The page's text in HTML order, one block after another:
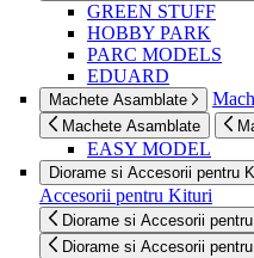
GREEN STUFF
HOBBY PARK
PARC MODELS
EDUARD
Machete Asamblate
Machete Asamblate
EASY MODEL
Diorame si Accesorii pentru
Accesorii pentru Kituri
Diorame si Accesorii
Diorame si Accesorii